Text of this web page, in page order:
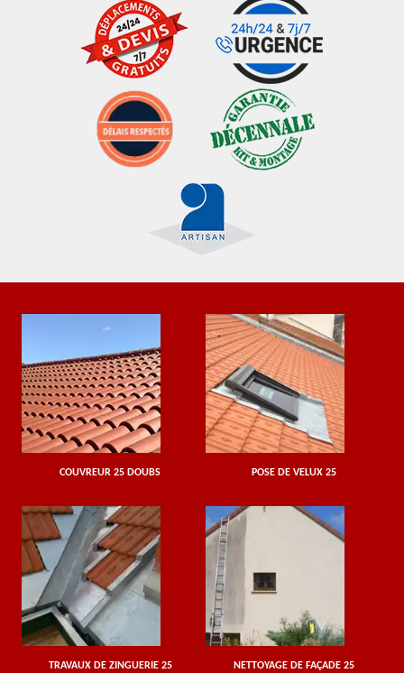
COUVREUR 25 DOUBS POSE DE VELUX 25
TRAVAUX DE ZINGUERIE 25 NETTOYAGE DE FAÇADE 25